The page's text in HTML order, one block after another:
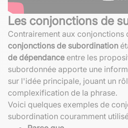
Les conjonctions de
Contrairement aux conjonctions
conjonctions de subordination
de dépendance entre les
subordonnée apporte une
sur l'idée principale, jouant un
complexification de la phrase.
Voici quelques exemples de
subordination couramment